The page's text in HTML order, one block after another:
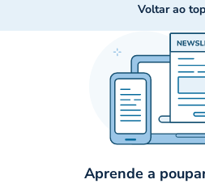
Voltar ao
Aprende a